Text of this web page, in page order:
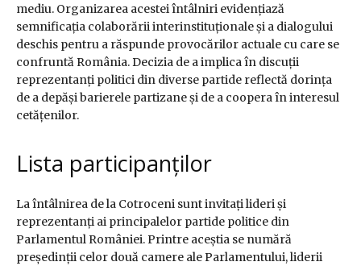
mediu. Organizarea acestei întâlniri evidențiază
semnificația colaborării interinstituționale și a dialogului
deschis pentru a răspunde provocărilor actuale cu care se
confruntă România. Decizia de a implica în discuții
reprezentanți politici din diverse partide reflectă dorința
de a depăși barierele partizane și de a coopera în interesul
cetățenilor.
Lista participanților
La întâlnirea de la Cotroceni sunt invitați lideri și
reprezentanți ai principalelor partide politice din
Parlamentul României. Printre aceștia se numără
președinții celor două camere ale Parlamentului, liderii